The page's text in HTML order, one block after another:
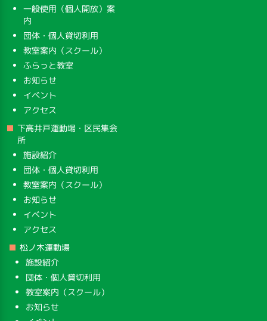
一般使用（個人開放）案
内
団体・個人貸切利用
教室案内（スクール）
ふらっと教室
お知らせ
イベント
アクセス
下高井戸運動場・区民集会
所
施設紹介
団体・個人貸切利用
教室案内（スクール）
お知らせ
イベント
アクセス
松ノ木運動場
施設紹介
団体・個人貸切利用
教室案内（スクール）
お知らせ